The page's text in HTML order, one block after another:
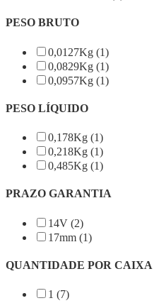
PESO BRUTO
0,0127Kg (1)
0,0829Kg (1)
0,0957Kg (1)
PESO LÍQUIDO
0,178Kg (1)
0,218Kg (1)
0,485Kg (1)
PRAZO GARANTIA
14V (2)
17mm (1)
QUANTIDADE POR CAIXA
1 (7)